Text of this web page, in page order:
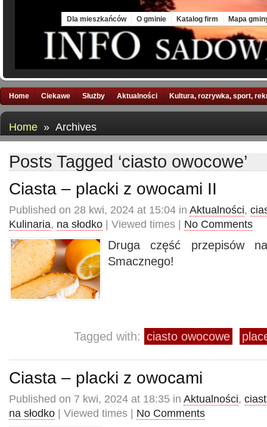
Dla mieszkańców O gminie Katalog firm Mapa
Home Ciekawe Służby Aktualności Kultura, rozrywka, sport,
Home » Archives
Posts Tagged ‘ciasto owocowe’
Ciasta – placki z owocami II
Published on 28 kwi, 2024 at 15:04 in Aktualności,
Kulinaria, na słodko | Viewed times | No Comments
Druga część przepisów
Smacznego!
Tagged with: ciasto owocowe
Ciasta – placki z owocami
Published on 7 kwi, 2024 at 18:35 in Aktualności,
na słodko | Viewed times | No Comments